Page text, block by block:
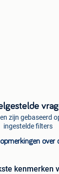
zijn gebaseerd
ingestelde filters
over
kenmerken